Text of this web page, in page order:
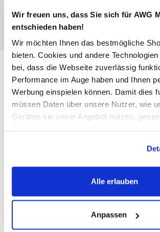
Wir freuen uns, dass Sie sich für AWG
entschieden haben!
Wir möchten Ihnen das bestmögliche
bieten. Cookies und andere
bei, dass die Webseite zuverlässig
Performance im Auge haben und Ihnen
Werbung einspielen können. Damit dies
müssen Daten über unsere Nutzer, wie
Geräten sie unser Angebot nutzen,
werden, werden bei der Nutzung der
Fall gesetzt. Cookies von Drittanbietern
Trackingzwecke werden nur dann
erlauben" bzw. "Alle erlauben" klicken.
(einschließlich der Möglichkeit, die
zu ändern oder zu widerrufen) erfahren
Alle erlauben
Anpassen
Herren T-Shirt 2er
19,99 €
S M L XL XXL XXXL
Bitte wählen Sie eine Größe aus